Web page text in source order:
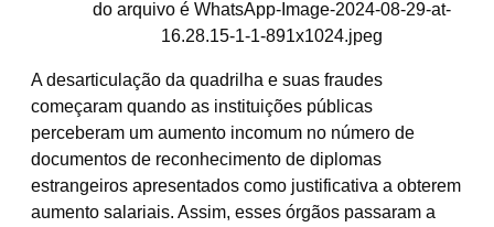
A desarticulação da quadrilha e suas fraudes
começaram quando as instituições públicas
perceberam um aumento incomum no número de
documentos de reconhecimento de diplomas
estrangeiros apresentados como justificativa a obterem
aumento salariais. Assim, esses órgãos passaram a